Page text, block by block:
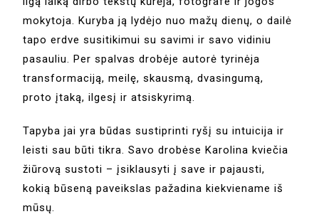
mokytoja. Kuryba ją lydėjo nuo mažų dienų, o dailė
tapo erdve susitikimui su savimi ir savo vidiniu
pasauliu. Per spalvas drobėje autorė tyrinėja
transformaciją, meilę, skausmą, dvasingumą,
proto įtaką, ilgesį ir atsiskyrimą.
Tapyba jai yra būdas sustiprinti ryšį su intuicija ir
leisti sau būti tikra. Savo drobėse Karolina kviečia
žiūrovą sustoti – įsiklausyti į save ir pajausti,
kokią būseną paveikslas pažadina kiekviename iš
mūsų.